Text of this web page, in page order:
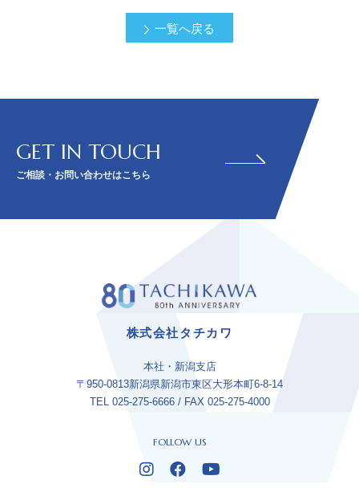
一覧へ戻る
GET IN TOUCH
ご相談・お問い合わせはこちら
株式会社タチカワ
本社・新潟支店
〒950-0813新潟県新潟市東区大形本町6-8-14
TEL 025-275-6666 / FAX 025-275-4000
FOLLOW US